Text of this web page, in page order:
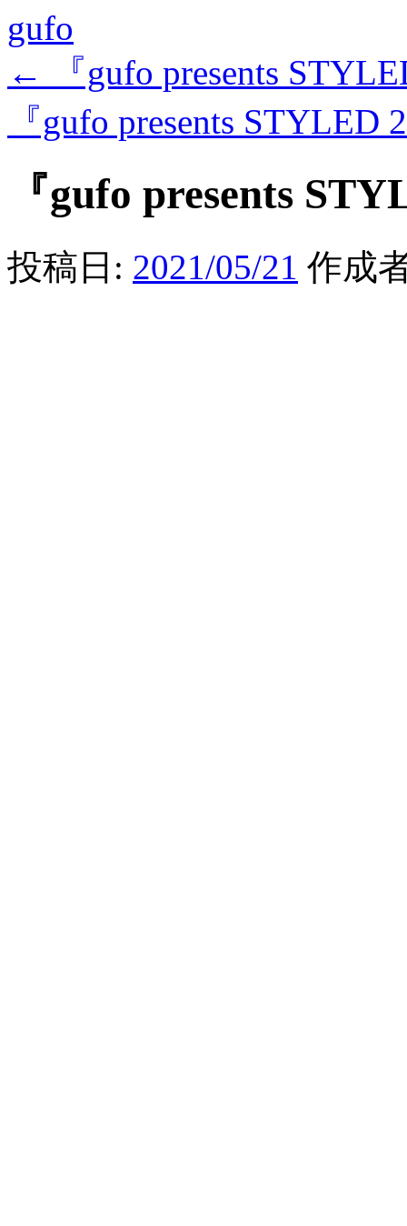
gufo
←
『gufo presents
『gufo presents STYLED
『gufo presents
投稿日: 2021/05/21 作成